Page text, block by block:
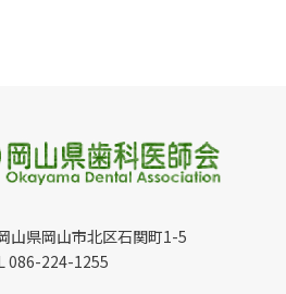
県岡山市北区石関町1-5
086-224-1255